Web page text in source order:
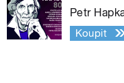
Petr
Koupit